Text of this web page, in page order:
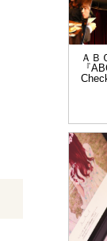
ＡＢ
『